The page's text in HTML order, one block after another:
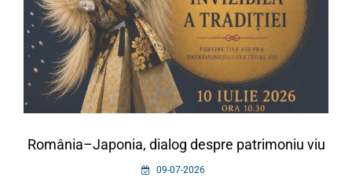
România–Japonia, dialog despre patrimoniu viu
09-07-2026